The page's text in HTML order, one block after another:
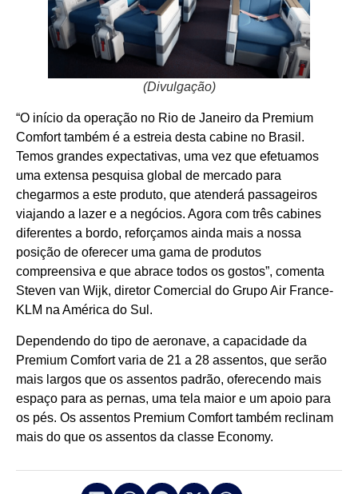
(Divulgação)
“O início da operação no Rio de Janeiro da Premium
Comfort também é a estreia desta cabine no Brasil.
Temos grandes expectativas, uma vez que efetuamos
uma extensa pesquisa global de mercado para
chegarmos a este produto, que atenderá passageiros
viajando a lazer e a negócios. Agora com três cabines
diferentes a bordo, reforçamos ainda mais a nossa
posição de oferecer uma gama de produtos
compreensiva e que abrace todos os gostos”, comenta
Steven van Wijk, diretor Comercial do Grupo Air France-
KLM na América do Sul.
Dependendo do tipo de aeronave, a capacidade da
Premium Comfort varia de 21 a 28 assentos, que serão
mais largos que os assentos padrão, oferecendo mais
espaço para as pernas, uma tela maior e um apoio para
os pés. Os assentos Premium Comfort também reclinam
mais do que os assentos da classe Economy.